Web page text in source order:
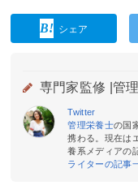
シェア
専門家監修 | 管
Twitter
管理栄養士の国
携わる。現在は
養系メディアの
ライターの記事